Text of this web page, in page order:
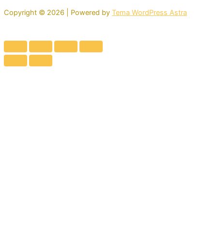
Copyright © 2026 | Powered by Tema WordPress Astra